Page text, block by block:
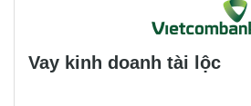
Vay kinh doanh tài lộc